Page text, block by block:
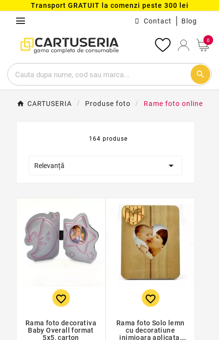
Transport GRATUIT la comenzi peste 300 lei
menu Contact Blog
0
search
CARTUSERIA Produse foto Rame foto online
164 produse
Relevanță 
favorite_border
Rama foto decorativa
Baby Overall format
5x5, carton
favorite_border
Rama foto Solo lemn
cu decoratiune
inimioara aplicata,